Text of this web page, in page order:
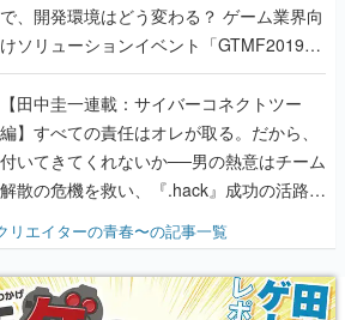
で、開発環境はどう変わる？ ゲーム業界向
けソリューションイベント「GTMF2019」
に行って、より理解を深めよう【PR】
【田中圭一連載：サイバーコネクトツー
編】すべての責任はオレが取る。だから、
付いてきてくれないか──男の熱意はチーム
解散の危機を救い、『.hack』成功の活路を
『少年ジャンプ』色だった【若ゲのいた
り】
リエイターの青春〜の記事一覧